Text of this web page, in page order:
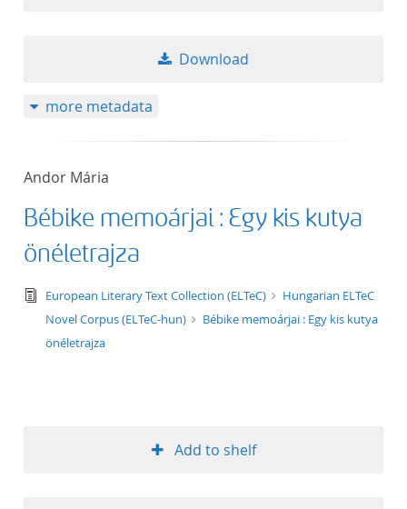
Download
more metadata
Andor Mária
Bébike memoárjai : Egy kis kutya
önéletrajza
text/tg.edition+tg.aggregation+xml
European Literary Text Collection (ELTeC)
Hungarian ELTeC
Novel Corpus (ELTeC-hun)
Bébike memoárjai : Egy kis kutya
önéletrajza
Add to shelf